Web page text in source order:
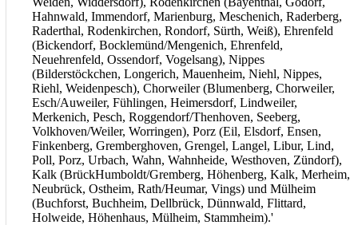
Hahnwald, Immendorf, Marienburg, Meschenich, Raderberg,
Raderthal, Rodenkirchen, Rondorf, Sürth, Weiß), Ehrenfeld
(Bickendorf, Bocklemünd/Mengenich, Ehrenfeld,
Neuehrenfeld, Ossendorf, Vogelsang), Nippes
(Bilderstöckchen, Longerich, Mauenheim, Niehl, Nippes,
Riehl, Weidenpesch), Chorweiler (Blumenberg, Chorweiler,
Esch/Auweiler, Fühlingen, Heimersdorf, Lindweiler,
Merkenich, Pesch, Roggendorf/Thenhoven, Seeberg,
Volkhoven/Weiler, Worringen), Porz (Eil, Elsdorf, Ensen,
Finkenberg, Gremberghoven, Grengel, Langel, Libur, Lind,
Poll, Porz, Urbach, Wahn, Wahnheide, Westhoven, Zündorf),
Kalk (BrückHumboldt/Gremberg, Höhenberg, Kalk, Merheim,
Neubrück, Ostheim, Rath/Heumar, Vings) und Mülheim
(Buchforst, Buchheim, Dellbrück, Dünnwald, Flittard,
Holweide, Höhenhaus, Mülheim, Stammheim).'